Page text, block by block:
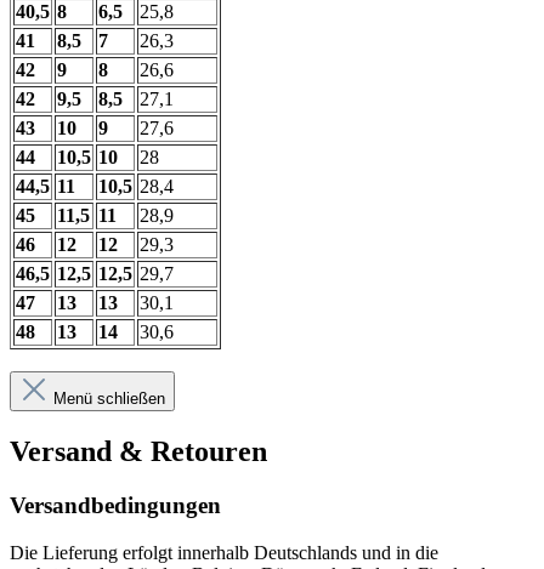
40,5 8 6,5
25,8
41
8,5 7
26,3
42
9 8
26,6
42
9,5 8,5
27,1
43
10 9
27,6
44
10,5 10
28
44,5 11 10,5 28,4
45
11,5 11
28,9
46
12 12
29,3
46,5 12,5 12,5 29,7
47
13 13
30,1
48
13 14 30,6
Menü schließen
Versand & Retouren
Versandbedingungen
Die Lieferung erfolgt innerhalb Deutschlands und in die